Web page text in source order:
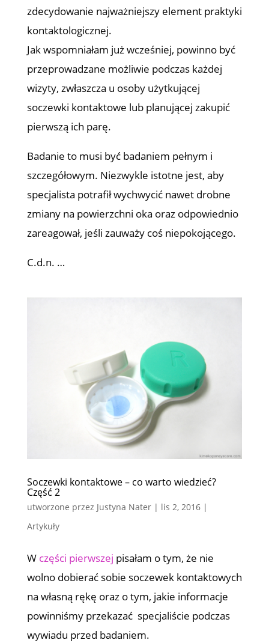
zdecydowanie najważniejszy element praktyki
kontaktologicznej.
Jak wspomniałam już wcześniej, powinno być
przeprowadzane możliwie podczas każdej
wizyty, zwłaszcza u osoby użytkującej
soczewki kontaktowe lub planującej zakupić
pierwszą ich parę.
Badanie to musi być badaniem pełnym i
szczegółowym. Niezwykle istotne jest, aby
specjalista potrafił wychwycić nawet drobne
zmiany na powierzchni oka oraz odpowiednio
zareagował, jeśli zauważy coś niepokojącego.
C.d.n. …
Soczewki kontaktowe – co warto wiedzieć?
Część 2
utworzone przez Justyna Nater| lis 2, 2016|
Artykuły
W części pierwszej pisałam o tym, że nie
wolno dobierać sobie soczewek kontaktowych
na własną rękę oraz o tym, jakie informacje
powinniśmy przekazać specjaliście podczas
wywiadu przed badaniem.